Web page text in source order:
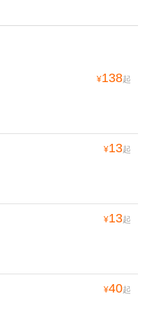
¥138起
¥13起
¥13起
¥40起